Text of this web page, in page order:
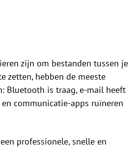
zijn om bestanden tussen je
zetten, hebben de meeste
Bluetooth is traag, e-mail heeft
communicatie-apps ruïneren
professionele, snelle en